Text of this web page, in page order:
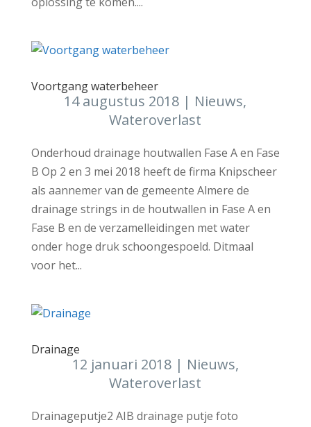
Voortgang waterbeheer
14 augustus 2018 | Nieuws,
Wateroverlast
Onderhoud drainage houtwallen Fase A en Fase
B Op 2 en 3 mei 2018 heeft de firma Knipscheer
als aannemer van de gemeente Almere de
drainage strings in de houtwallen in Fase A en
Fase B en de verzamelleidingen met water
onder hoge druk schoongespoeld. Ditmaal
voor het...
Drainage
12 januari 2018| Nieuws,
Wateroverlast
Drainageputje2 AIB drainage putje foto